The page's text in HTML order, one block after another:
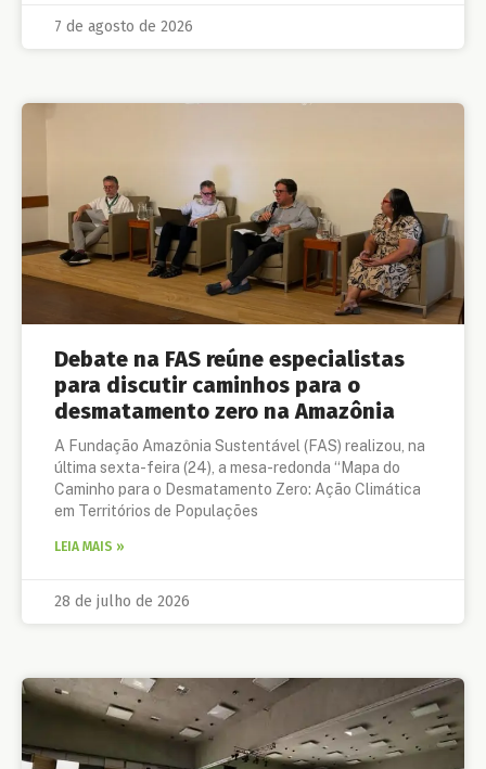
7 de agosto de 2026
Debate na FAS reúne especialistas
para discutir caminhos para o
desmatamento zero na Amazônia
A Fundação Amazônia Sustentável (FAS) realizou, na
última sexta-feira (24), a mesa-redonda “Mapa do
Caminho para o Desmatamento Zero: Ação Climática
em Territórios de Populações
LEIA MAIS »
28 de julho de 2026